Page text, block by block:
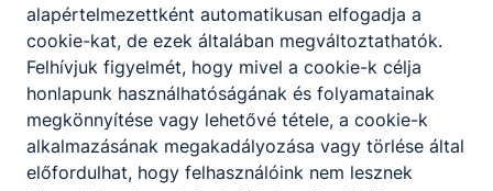
Oktatott idegen
nyelv
angol, német
Csoportbontásban
tanult tárgyak
idegen nyelv,
szakmai
tantárgyak
Képzési idő
3 év
alapértelmezettként automatikusan elfogadja a
cookie-kat, de ezek általában megváltoztathatók.
Felhívjuk figyelmét, hogy mivel a cookie-k célja
honlapunk használhatóságának és folyamatainak
megkönnyítése vagy lehetővé tétele, a cookie-k
alkalmazásának megakadályozása vagy törlése által
előfordulhat, hogy felhasználóink nem lesznek